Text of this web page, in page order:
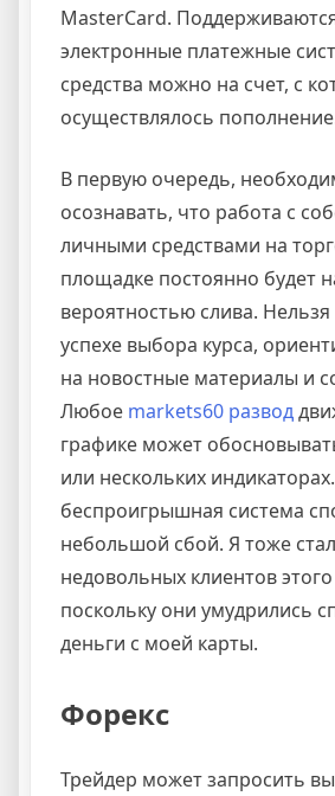
MasterCard.
электронные платежные
средства можно на счет, с
осуществлялось
В первую очередь,
осознавать, что работа с
личными средствами на
площадке постоянно будет
вероятностью слива.
успехе выбора курса,
на новостные материалы и
Любое markets60 развод
графике может
или нескольких
беспроигрышная система
небольшой сбой. Я тоже
недовольных клиентов
поскольку они умудрились
деньги с моей карты.
Форекс
Трейдер может запросить